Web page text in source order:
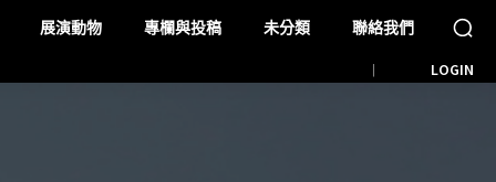
展演動物 專欄與投稿 未分類 聯絡我們
LOGIN